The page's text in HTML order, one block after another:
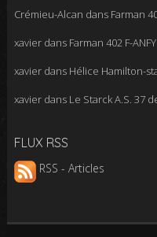
Crémieu-Alcan dans Farman
xavierdans Farman 402 F-
xavierdans Hélice Hamilton-
xavierdans Le Starck A.S. 37
FLUX RSS
RSS - Articles